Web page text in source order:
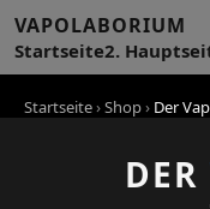
VAPOLABORIUM
Startseite2.
Startseite›Shop› Der
DER